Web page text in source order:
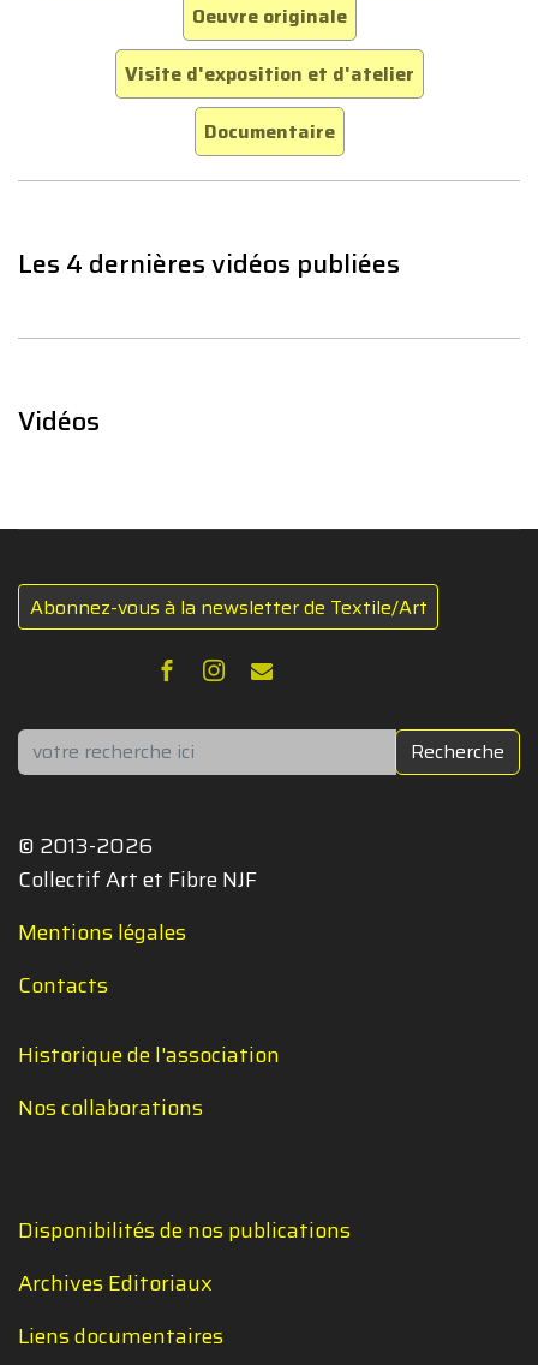
Oeuvre originale
Visite d'exposition et d'atelier
Documentaire
Les 4 dernières vidéos publiées
Vidéos
Abonnez-vous à la newsletter de Textile/Art
Rechercher Recherche
© 2013-2026
Collectif Art et Fibre NJF
Mentions légales
Contacts
Historique de l'association
Nos collaborations
Disponibilités de nos publications
Archives Editoriaux
Liens documentaires